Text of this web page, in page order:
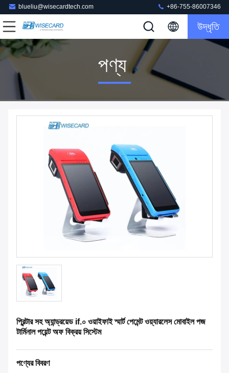
blueliu@wisecardtech.com +86-755-86007346
উদ্ধৃতি
পণ্য
প্রিন্টার সহ অ্যান্ড্রয়েড if.০ ওয়াইফাই স্মার্ট পেমেন্ট ওয়্যারলেস মোবাইল পজ
টার্মিনাল পয়েন্ট অফ বিক্রয় সিস্টেম
পণ্যের বিবরণ